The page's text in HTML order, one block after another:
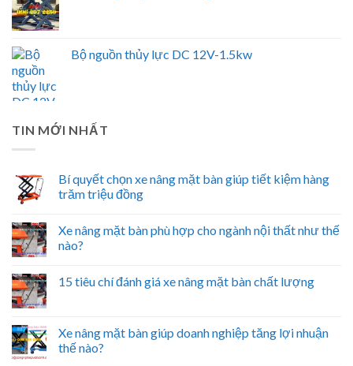
Bộ nguồn thủy lực DC 12V-1.5kw
TIN MỚI NHẤT
Bí quyết chọn xe nâng mặt bàn giúp tiết kiệm hàng
trăm triệu đồng
Xe nâng mặt bàn phù hợp cho ngành nội thất như thế
nào?
15 tiêu chí đánh giá xe nâng mặt bàn chất lượng
Xe nâng mặt bàn giúp doanh nghiệp tăng lợi nhuận
thế nào?